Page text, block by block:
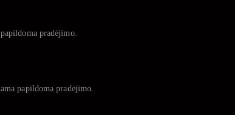
pradėjimo.
papildoma pradėjimo.